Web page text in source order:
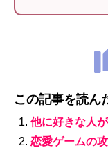
この記事を読ん
他に好きな人
恋愛ゲームの